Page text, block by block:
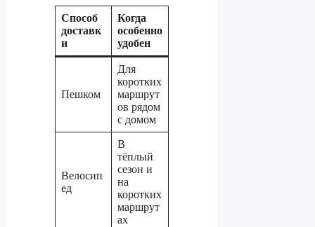
Способ
доставк
и
Когда
особенно
удобен
Пешком
Для
коротких
маршрут
ов рядом
с домом
Велосип
ед
В
тёплый
сезон и
на
коротких
маршрут
ах